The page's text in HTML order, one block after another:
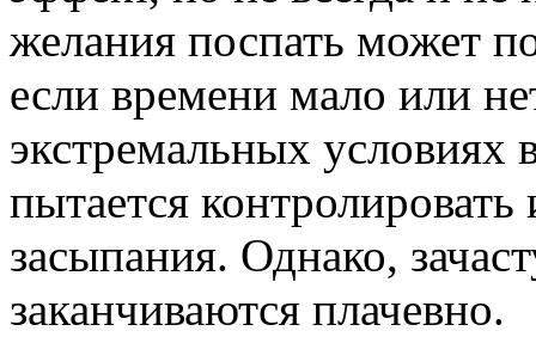
желания поспать может
если времени мало или
экстремальных условиях
пытается контролировать
засыпания. Однако,
заканчиваются плачевно.